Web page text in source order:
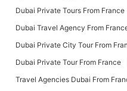
Dubai Private Tours From France
Dubai Travel Agency From
Dubai Private City Tour From
Dubai Private Tour From France
Travel Agencies Dubai From